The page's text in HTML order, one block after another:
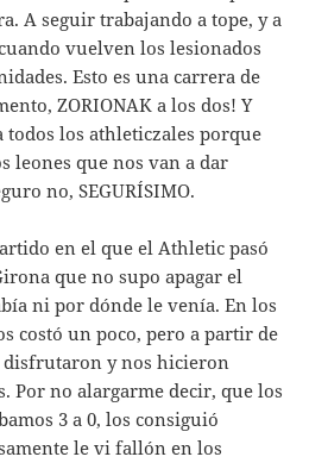
A seguir trabajando a tope, y a
vuelven los lesionados
Esto es una carrera de
ZORIONAK a los dos! Y
los athleticzales porque
leones que nos van a dar
no, SEGURÍSIMO.
en el que el Athletic pasó
que no supo apagar el
ni por dónde le venía. En los
costó un poco, pero a partir de
y nos hicieron
Por no alargarme decir, que los
3 a 0, los consiguió
le vi fallón en los